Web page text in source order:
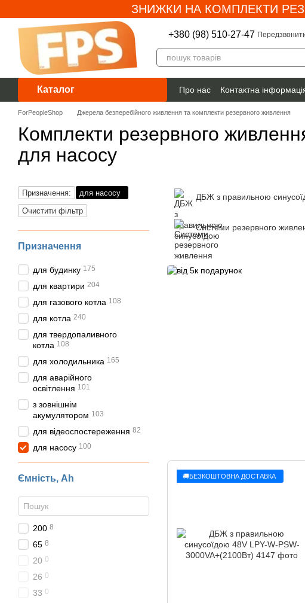
Перейти до основного контентуЗНИЖКИ НА КОМПЛЕКТИ
+380 (98) 510-27-47
Каталог Про нас Контактна
Гарантія
ForPeopleShop Джерела безперебійного живлення та комплекти резервного живлення
Комплекти резервного
для насосу
ДБЖ з правильною
Системи резервного
🚚БЕЗКОШТОВНА ДОСТАВКА
Призначення:
для насосу
Очистити фільтр
Призначення
для будинку 175
для квартири 204
для газового котла 108
для котла 240
для твердопаливного
котла 108
для холодильника 165
для аварійного
освітлення 101
з зовнішнім
акумулятором 103
для відеоспостереження 82
для насосу 100
Ємність, Ah
200 8
65 8
20 0
26 0
33 0